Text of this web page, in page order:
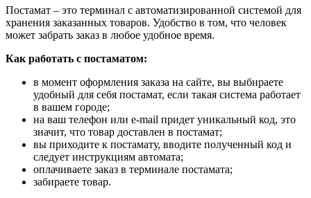
Постамат – это терминал с автоматизированной системой для
хранения заказанных товаров. Удобство в том, что человек
может забрать заказ в любое удобное время.
Как работать с постаматом:
в момент оформления заказа на сайте, вы выбираете
удобный для себя постамат, если такая система работает
в вашем городе;
на ваш телефон или e-mail придет уникальный код, это
значит, что товар доставлен в постамат;
вы приходите к постамату, вводите полученный код и
следует инструкциям автомата;
оплачиваете заказ в терминале постамата;
забираете товар.